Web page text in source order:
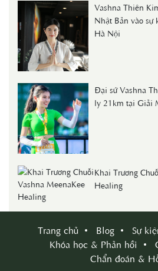
Vashna Thiên
Nhật Bản vào
Hà Nội
Đại sứ Vashna
ly 21km tại Giải
Khai Trương
Healing
Trang chủ Blog
Sự
Khóa học & Phản hồi
Chẩn đoán &